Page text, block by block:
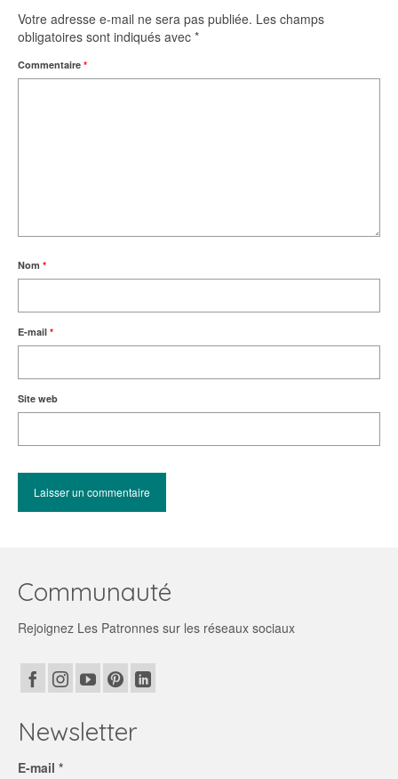
Votre adresse e-mail ne sera pas publiée. Les champs
obligatoires sont indiqués avec *
Commentaire *
Nom *
E-mail *
Site web
Communauté
Rejoignez Les Patronnes sur les réseaux sociaux
Newsletter
E-mail *